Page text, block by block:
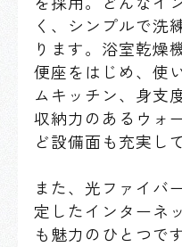
く、シンプルで洗
ります。浴室乾燥
便座をはじめ、使
ムキッチン、身支
収納力のあるウォ
ど設備面も充実し
また、光ファイバ
定したインターネ
も魅力のひとつで